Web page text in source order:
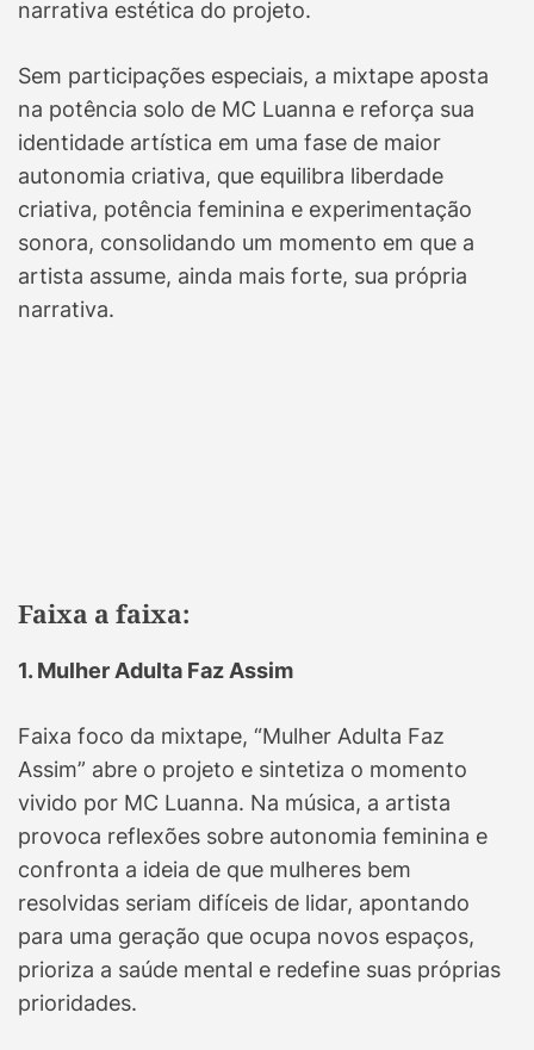
narrativa estética do projeto.
Sem participações especiais, a mixtape aposta
na potência solo de MC Luanna e reforça sua
identidade artística em uma fase de maior
autonomia criativa, que equilibra liberdade
criativa, potência feminina e experimentação
sonora, consolidando um momento em que a
artista assume, ainda mais forte, sua própria
narrativa.
Faixa a faixa:
1. Mulher Adulta Faz Assim
Faixa foco da mixtape, “Mulher Adulta Faz
Assim” abre o projeto e sintetiza o momento
vivido por MC Luanna. Na música, a artista
provoca reflexões sobre autonomia feminina e
confronta a ideia de que mulheres bem
resolvidas seriam difíceis de lidar, apontando
para uma geração que ocupa novos espaços,
prioriza a saúde mental e redefine suas próprias
prioridades.